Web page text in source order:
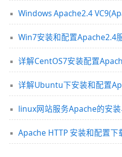
Win7安装和配置Apache2.4
详解CentOS7安装配置
详解Ubuntu下安装和配置
linux网站服务Apache的安
Apache HTTP 安装和配置下